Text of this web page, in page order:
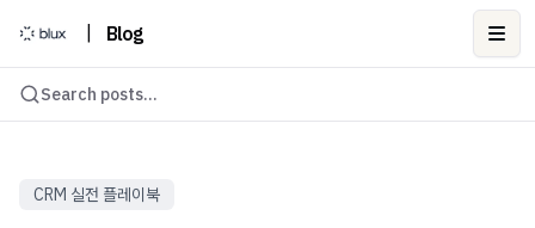
Blog
Search posts...
CRM 실전 플레이북